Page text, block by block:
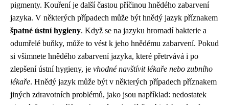
pigmenty. Kouření je další častou příčinou hnědého zabarvení
jazyka. V některých případech může být hnědý jazyk příznakem
špatné ústní hygieny. Když se na jazyku hromadí bakterie a
odumřelé buňky, může to vést k jeho hnědému zabarvení. Pokud
si všimnete hnědého zabarvení jazyka, které přetrvává i po
zlepšení ústní hygieny, je vhodné navštívit lékaře nebo zubního
lékaře. Hnědý jazyk může být v některých případech příznakem
jiných zdravotních problémů, jako jsou například: nedostatek